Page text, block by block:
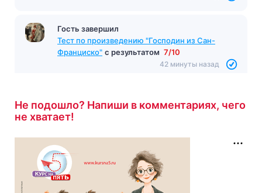
Гость завершил
Тест по произведению "Господин из Сан-
Франциско" с результатом 7/10
42 минуты назад
Не подошло? Напиши в комментариях, чего
не хватает!